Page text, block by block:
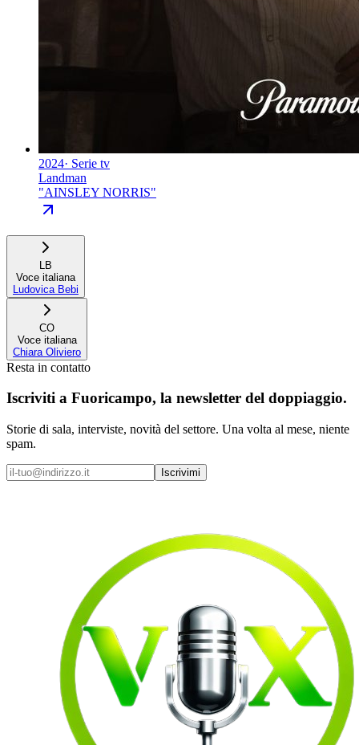
2024· Serie tv
Landman
"AINSLEY NORRIS"
LB
Voce italiana
Ludovica Bebi
CO
Voce italiana
Chiara Oliviero
Resta in contatto
Iscriviti a Fuoricampo, la newsletter del doppiaggio.
Storie di sala, interviste, novità del settore. Una volta al mese, niente
spam.
Iscrivimi